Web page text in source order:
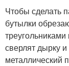
Чтобы сделать
бутылки
сверлят дырку
металлический